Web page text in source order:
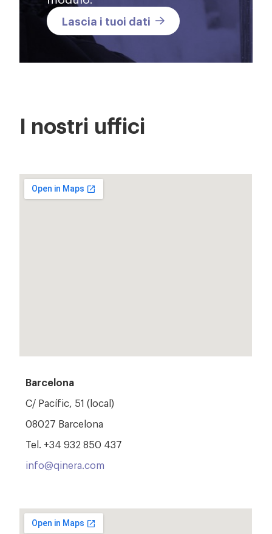
Lascia i tuoi dati
I nostri uffici
Barcelona
C/ Pacífic, 51 (local)
08027 Barcelona
Tel. +34 932 850 437
info@qinera.com